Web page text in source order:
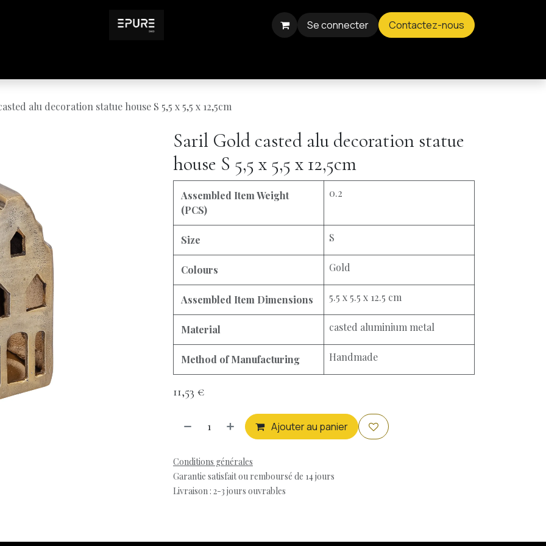
Se connecter Contactez-nous
alu decoration statue house S 5,5 x 5,5 x 12,5cm
Saril Gold casted alu decoration statue
house S 5,5 x 5,5 x 12,5cm
Assembled Item Weight
(PCS)
0.2
Size S
Colours Gold
Assembled Item Dimensions 5.5 x 5.5 x 12.5 cm
Material casted aluminium metal
Method of Manufacturing Handmade
11,53 €
Ajouter au panier
Conditions générales
Garantie satisfait ou remboursé de 14 jours
Livraison : 2-3 jours ouvrables